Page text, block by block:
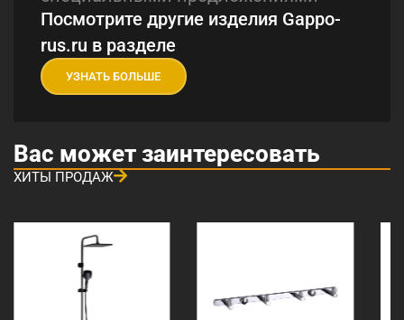
Посмотрите другие изделия Gappo-
rus.ru в разделе
УЗНАТЬ БОЛЬШЕ
Вас может заинтересовать
ХИТЫ ПРОДАЖ